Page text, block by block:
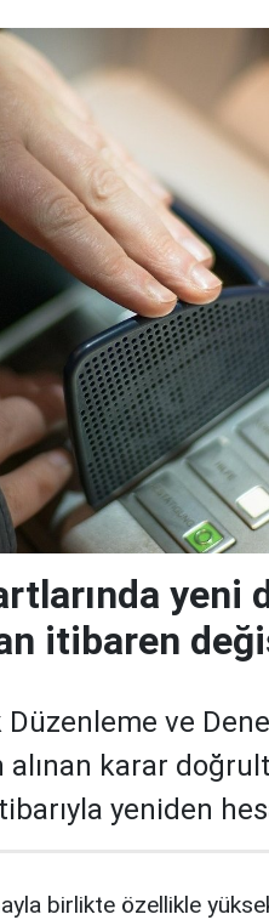
yeni
itibaren
Düzenleme ve
alınan karar
yeniden
birlikte özellikle